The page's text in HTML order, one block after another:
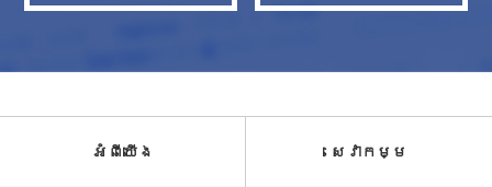
អំពី​យើង សេវាកម្ម​